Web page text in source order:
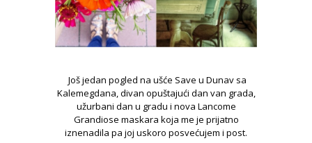
Još jedan pogled na ušće Save u Dunav sa
Kalemegdana, divan opuštajući dan van grada,
užurbani dan u gradu i nova Lancome
Grandiose maskara koja me je prijatno
iznenadila pa joj uskoro posvećujem i post.